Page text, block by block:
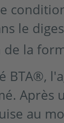
le
la
BTA®,
Après
au